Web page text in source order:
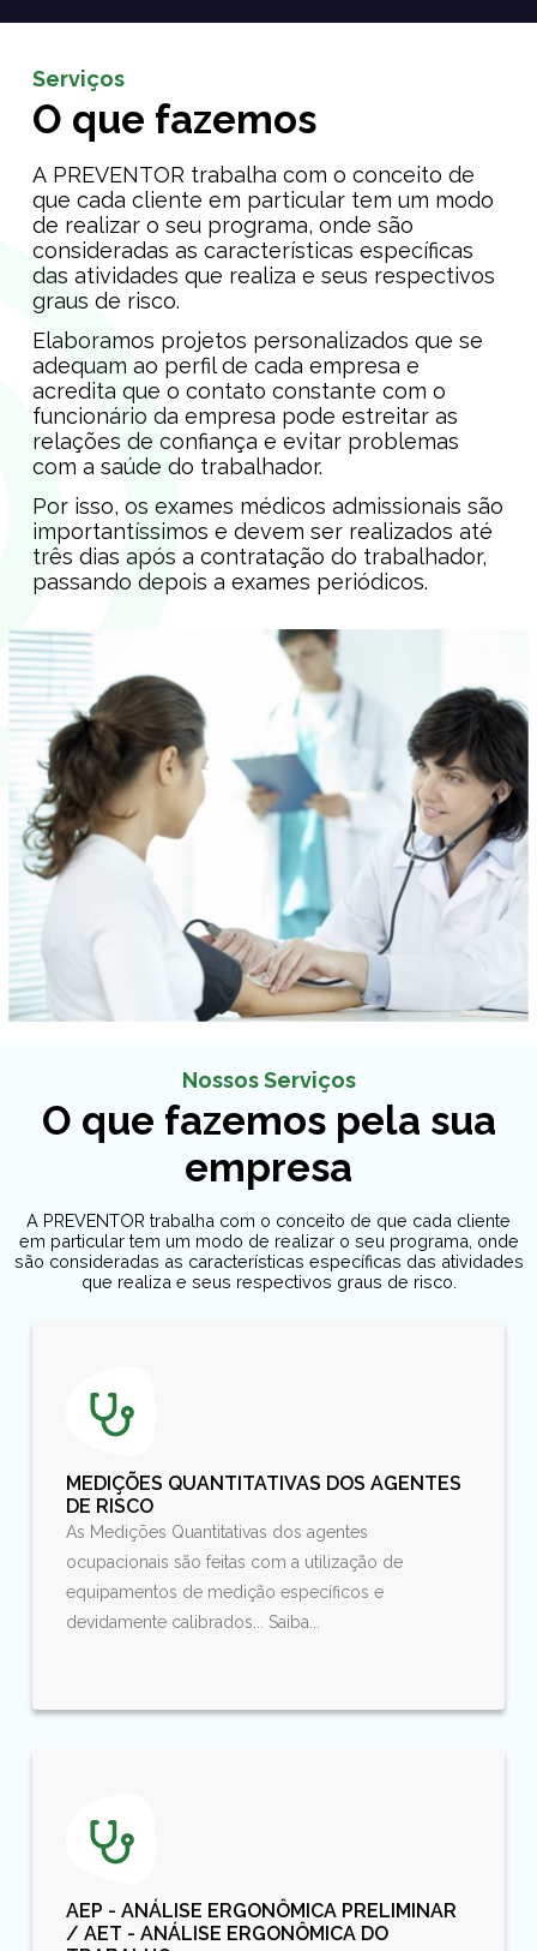
Serviços
O que fazemos
A PREVENTOR trabalha com o conceito de
que cada cliente em particular tem um modo
de realizar o seu programa, onde são
consideradas as características específicas
das atividades que realiza e seus respectivos
graus de risco.
Elaboramos projetos personalizados que se
adequam ao perfil de cada empresa e
acredita que o contato constante com o
funcionário da empresa pode estreitar as
relações de confiança e evitar problemas
com a saúde do trabalhador.
Por isso, os exames médicos admissionais são
importantíssimos e devem ser realizados até
três dias após a contratação do trabalhador,
passando depois a exames periódicos.
Nossos Serviços
O que fazemos pela sua
empresa
A PREVENTOR trabalha com o conceito de que cada cliente
em particular tem um modo de realizar o seu programa, onde
são consideradas as características específicas das atividades
que realiza e seus respectivos graus de risco.
MEDIÇÕES QUANTITATIVAS DOS AGENTES
DE RISCO
As Medições Quantitativas dos agentes
ocupacionais são feitas com a utilização de
equipamentos de medição específicos e
devidamente calibrados... Saiba...
AEP - ANÁLISE ERGONÔMICA PRELIMINAR
/ AET - ANÁLISE ERGONÔMICA DO